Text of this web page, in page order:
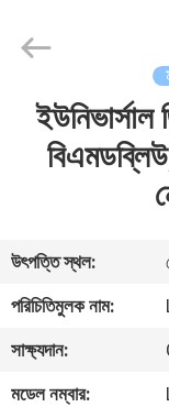
বাড়ি
ভিডিও
সম্পর্কে
Electron
Co.,Ltd.
Reserved.
উৎপত্তি স্থল:
পরিচিতিমুলক নাম:
সাক্ষ্যদান:
মডেল নম্বার: